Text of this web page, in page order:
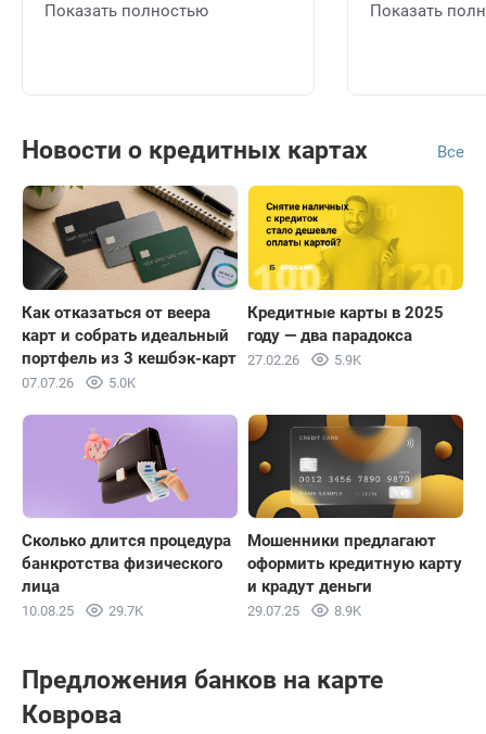
Показать полностью
Показать
Новости о кредитных картах Все
Как отказаться от веера
карт и собрать идеальный
портфель из 3 кешбэк-карт
07.07.26 5.0K
Кредитные карты в 2025
году — два парадокса
27.02.26 5.9K
Сколько длится процедура
банкротства физического
лица
10.08.25 29.7K
Мошенники предлагают
оформить кредитную карту
и крадут деньги
29.07.25 8.9K
Предложения банков на карте
Коврова